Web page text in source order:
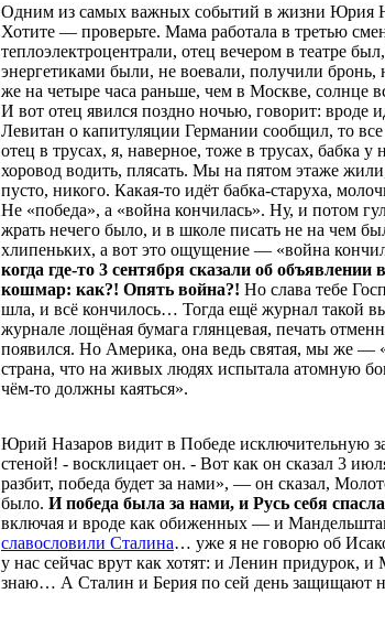
Одним из самых важных событий в жизни Юрия
Хотите — проверьте. Мама работала в третью
теплоэлектроцентрали, отец вечером в театре
энергетиками были, не воевали, получили
же на четыре часа раньше, чем в Москве, солнце
И вот отец явился поздно ночью, говорит: вроде
Левитан о капитуляции Германии сообщил, то
отец в трусах, я, наверное, тоже в трусах, бабка у
хоровод водить, плясать. Мы на пятом этаже
пусто, никого. Какая-то идёт бабка-старуха,
Не «победа», а «война кончилась». Ну, и потом
жрать нечего было, и в школе писать не на чем
хлипеньких, а вот это ощущение — «война
когда где-то 3 сентября сказали об
кошмар: как?! Опять война?! Но слава тебе
шла, и всё кончилось… Тогда ещё журнал
журнале лощёная бумага глянцевая, печать
появился. Но Америка, она ведь святая, мы же —
страна, что на живых людях испытала атомную
чём-то должны каяться».
Юрий Назаров видит в Победе исключительную
стеной! - восклицает он. - Вот как он сказал 3
разбит, победа будет за нами», — он сказал,
было. И победа была за нами, и Русь себя
включая и вроде как обиженных — и
славословили Сталина… уже я не говорю об
у нас сейчас врут как хотят: и Ленин придурок,
знаю… А Сталин и Берия по сей день защищают